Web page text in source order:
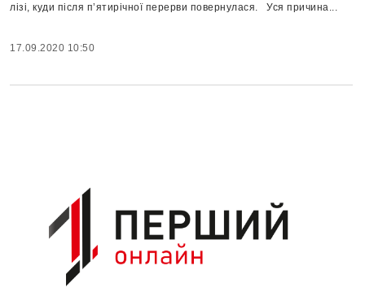
лізі, куди після п’ятирічної перерви повернулася. Уся причина...
17.09.2020 10:50